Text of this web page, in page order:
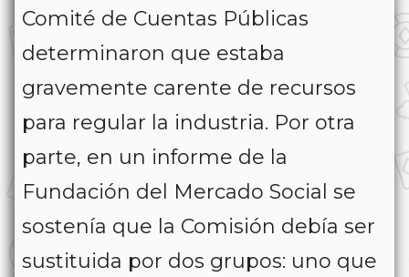
Comité de Cuentas Públicas
determinaron que estaba
gravemente carente de recursos
para regular la industria. Por otra
parte, en un informe de la
Fundación del Mercado Social se
sostenía que la Comisión debía ser
sustituida por dos grupos: uno que